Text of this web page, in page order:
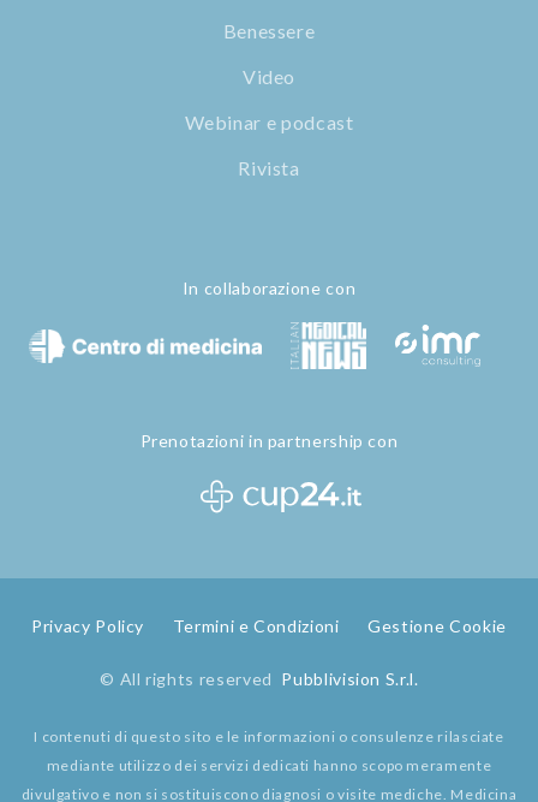
Benessere
Video
Webinar e podcast
Rivista
In collaborazione con
Prenotazioni in partnership con
Privacy Policy Termini e Condizioni Gestione Cookie
© All rights reserved Pubblivision S.r.l.
I contenuti di questo sito e le informazioni o consulenze rilasciate
mediante utilizzo dei servizi dedicati hanno scopo meramente
divulgativo e non si sostituiscono diagnosi o visite mediche. Medicina